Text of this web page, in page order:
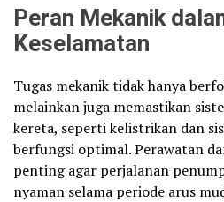
Peran Mekanik
Keselamatan
Tugas mekanik tidak hanya
melainkan juga memastikan
kereta, seperti kelistrikan dan
berfungsi optimal. Perawatan
penting agar perjalanan
nyaman selama periode arus